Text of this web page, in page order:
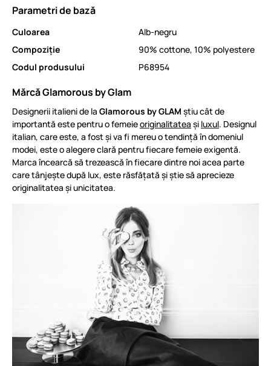
Parametri de bază
Culoarea
Alb-negru
Compoziție
90% cottone, 10% polyestere
Codul produsului
P68954
Mărcă Glamorous by Glam
Designerii italieni de la Glamorous by GLAM știu cât de
importantă este pentru o femeieoriginalitatea și luxul. Designul
italian, care este, a fost și va fi mereu o tendință în domeniul
modei, este o alegere clară pentru fiecare femeie exigentă.
Marca încearcă să trezească în fiecare dintre noi acea parte
care tânjește după lux, este răsfățată și știe să aprecieze
originalitatea și unicitatea.